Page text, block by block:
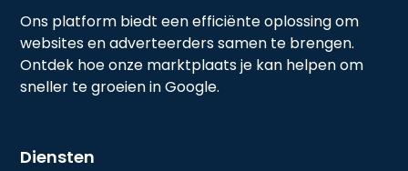
Ons platform biedt een efficiënte oplossing om
websites en adverteerders samen te brengen.
Ontdek hoe onze marktplaats je kan helpen om
sneller te groeien in Google.
Diensten